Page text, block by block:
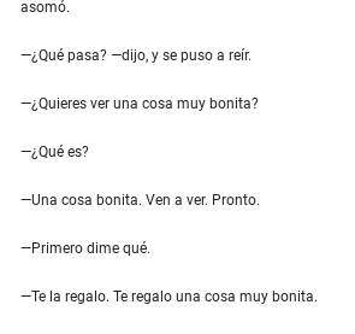
asomó.
—¿Qué pasa? —dijo, y se puso a reír.
—¿Quieres ver una cosa muy bonita?
—¿Qué es?
—Una cosa bonita. Ven a ver. Pronto.
—Primero dime qué.
—Te la regalo. Te regalo una cosa muy bonita.